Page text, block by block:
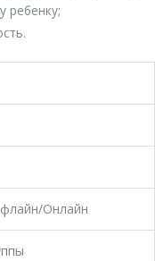
ребенку;
Онлайн